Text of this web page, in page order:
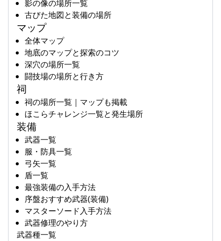
影の像の場所一覧
古びた地図と装備の場所
マップ
全体マップ
地底のマップと探索のコツ
深穴の場所一覧
闘技場の場所と行き方
祠
祠の場所一覧｜マップも掲載
ほこらチャレンジ一覧と発生場所
装備
武器一覧
服・防具一覧
弓矢一覧
盾一覧
最強装備の入手方法
序盤おすすめ武器(装備)
マスターソード入手方法
武器修理のやり方
武器種一覧